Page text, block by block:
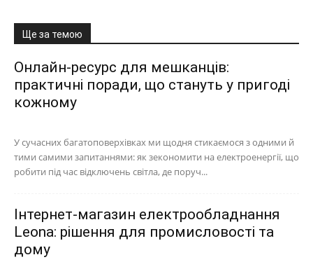
Ще за темою
Онлайн-ресурс для мешканців:
практичні поради, що стануть у пригоді
кожному
У сучасних багатоповерхівках ми щодня стикаємося з одними й
тими самими запитаннями: як зекономити на електроенергії, що
робити під час відключень світла, де поруч...
Інтернет-магазин електрообладнання
Leona: рішення для промисловості та
дому